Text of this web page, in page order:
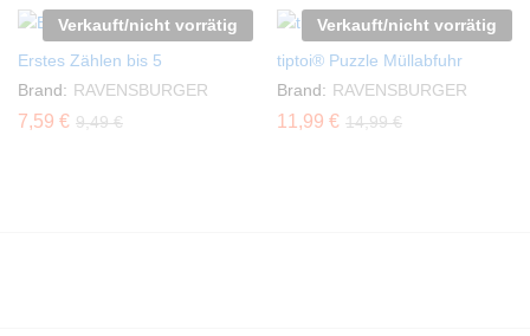
Verkauft/nicht vorrätig
Erstes Zählen bis 5
Brand: RAVENSBURGER
7,59 € 9,49€
Verkauft/nicht vorrätig
tiptoi® Puzzle Müllabfuhr
Brand: RAVENSBURGER
11,99 € 14,99€